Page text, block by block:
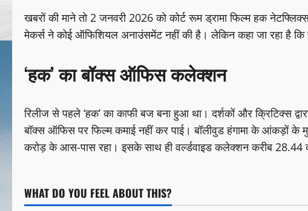
खबरों की माने तो 2 जनवरी 2026 को कोर्ट रूम ड्रामा फिल्म हक
मेकर्स ने कोई ऑफिशियल अनाउंसमेंट नहीं की है। लेकिन कहा जा रहा है कि
‘हक’ का बॉक्स ऑफिस कलेक्शन
रिलीज से पहले ‘हक’ का काफी बज बना हुआ था। दर्शकों और क्रिटिक्स
बॉक्स ऑफिस पर फिल्म कमाई नहीं कर पाई। बॉलीवुड हंगामा के आंकड़ों
करोड़ के आस-पास रहा। इसके साथ ही वर्ल्डवाइड कलेक्शन करीब 28.44
WHAT DO YOU FEEL ABOUT THIS?